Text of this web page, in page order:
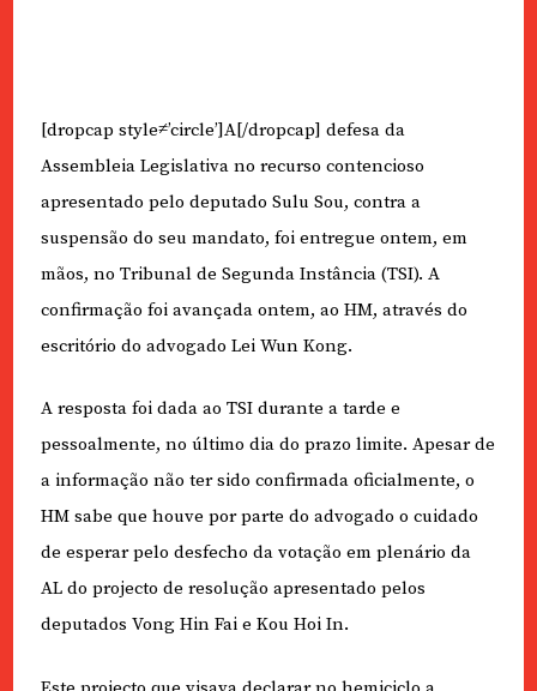
[dropcap style≠’circle’]A[/dropcap] defesa da
Assembleia Legislativa no recurso contencioso
apresentado pelo deputado Sulu Sou, contra a
suspensão do seu mandato, foi entregue ontem, em
mãos, no Tribunal de Segunda Instância (TSI). A
confirmação foi avançada ontem, ao HM, através do
escritório do advogado Lei Wun Kong.
A resposta foi dada ao TSI durante a tarde e
pessoalmente, no último dia do prazo limite. Apesar de
a informação não ter sido confirmada oficialmente, o
HM sabe que houve por parte do advogado o cuidado
de esperar pelo desfecho da votação em plenário da
AL do projecto de resolução apresentado pelos
deputados Vong Hin Fai e Kou Hoi In.